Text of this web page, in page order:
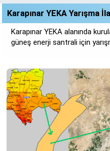
Karapınar YEKA Yarışma
Karapınar YEKA alanında
güneş enerji santrali için